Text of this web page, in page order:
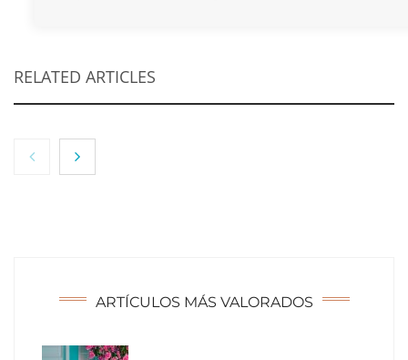
RELATED ARTICLES
ARTÍCULOS MÁS VALORADOS